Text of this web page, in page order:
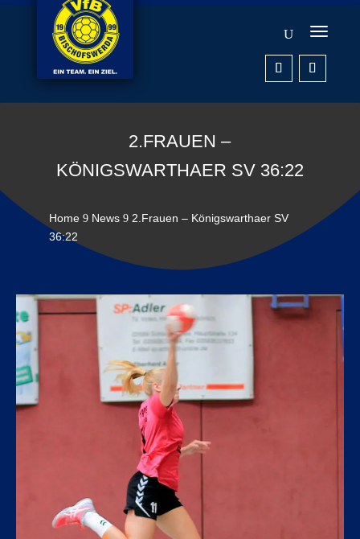
2.FRAUEN –
KÖNIGSWARTHAER SV 36:22
Home 9 News 9 2.Frauen – Königswarthaer SV
36:22